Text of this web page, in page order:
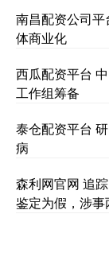
南昌配资公司平
体商业化
西瓜配资平台
工作组筹备
泰仓配资平台
病
森利网官网 追
鉴定为假，涉